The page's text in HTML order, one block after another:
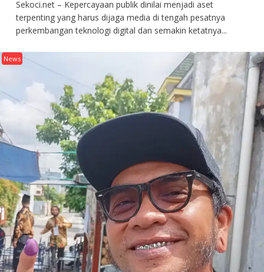
Sekoci.net – Kepercayaan publik dinilai menjadi aset
terpenting yang harus dijaga media di tengah pesatnya
perkembangan teknologi digital dan semakin ketatnya...
News